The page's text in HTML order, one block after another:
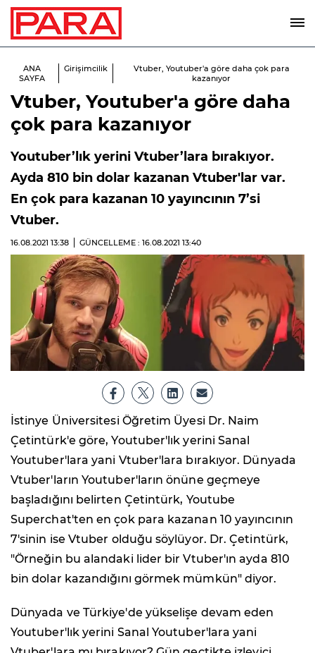
ANA
SAYFA
Girişimcilik
Vtuber, Youtuber'a göre daha çok para
kazanıyor
Vtuber, Youtuber'a göre daha
çok para kazanıyor
Youtuber’lık yerini Vtuber’lara bırakıyor.
Ayda 810 bin dolar kazanan Vtuber'lar var.
En çok para kazanan 10 yayıncının 7’si
Vtuber.
16.08.2021 13:38 GÜNCELLEME : 16.08.2021 13:40
İstinye Üniversitesi Öğretim Üyesi Dr. Naim
Çetintürk'e göre, Youtuber'lık yerini Sanal
Youtuber'lara yani Vtuber'lara bırakıyor. Dünyada
Vtuber'ların Youtuber'ların önüne geçmeye
başladığını belirten Çetintürk, Youtube
Superchat'ten en çok para kazanan 10 yayıncının
7'sinin ise Vtuber olduğu söylüyor. Dr. Çetintürk,
"Örneğin bu alandaki lider bir Vtuber'ın ayda 810
bin dolar kazandığını görmek mümkün" diyor.
Dünyada ve Türkiye'de yükselişe devam eden
Youtuber'lık yerini Sanal Youtuber'lara yani